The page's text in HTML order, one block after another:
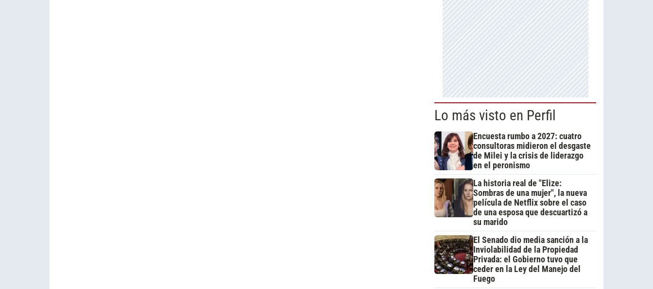
Lo más visto en Perfil
Encuesta rumbo a 2027: cuatro
consultoras midieron el desgaste
de Milei y la crisis de liderazgo
en el peronismo
La historia real de "Elize:
Sombras de una mujer", la nueva
película de Netflix sobre el caso
de una esposa que descuartizó a
su marido
El Senado dio media sanción a la
Inviolabilidad de la Propiedad
Privada: el Gobierno tuvo que
ceder en la Ley del Manejo del
Fuego